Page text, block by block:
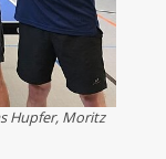
Hupfer, Moritz